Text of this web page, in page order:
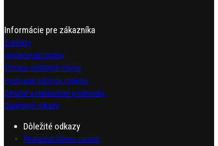
Informácie pre zákazníka
Kontakty
Najčastejšie otázky
Ochrana osobných údajov
Využívanie súborov cookies
Záručné a reklamačné podmienky
Zaujímavé odkazy
Dôležité odkazy
Realizácia fitness centier